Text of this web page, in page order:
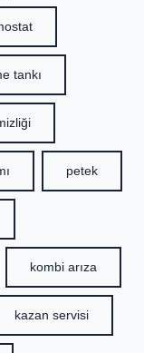
tankı
petek
kombi arıza
kazan servisi